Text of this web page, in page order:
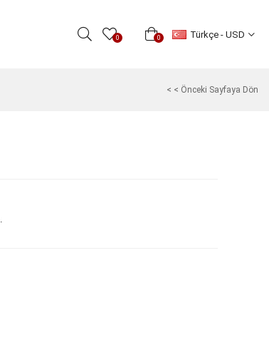
0 0 Türkçe - USD
< < Önceki Sayfaya Dön